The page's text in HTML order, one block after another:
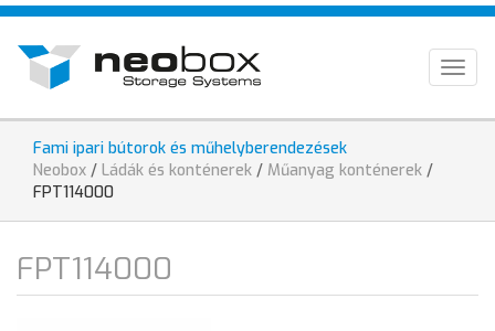
Ugrás
tartalomra
EN
Fami ipari bútorok és műhelyberendezések
Jelenlegi
hely
Neobox / Ládák és konténerek / Műanyag konténerek /
FPT114000
FPT114000